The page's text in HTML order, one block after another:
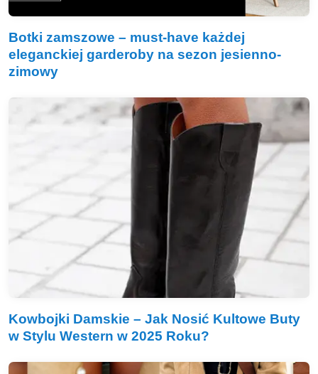
Botki zamszowe – must-have każdej
eleganckiej garderoby na sezon jesienno-
zimowy
Kowbojki Damskie – Jak Nosić Kultowe Buty
w Stylu Western w 2025 Roku?